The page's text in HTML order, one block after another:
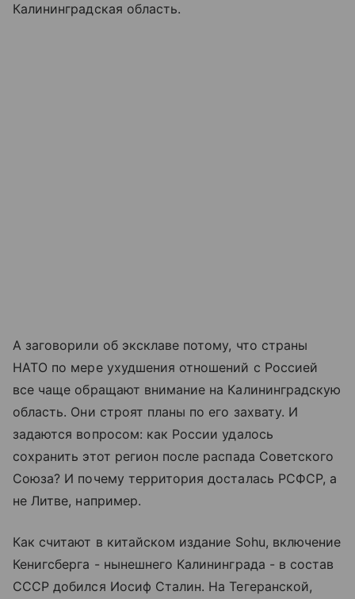
Калининградская область.
А заговорили об эксклаве потому, что страны
НАТО по мере ухудшения отношений с Россией
все чаще обращают внимание на Калининградскую
область. Они строят планы по его захвату. И
задаются вопросом: как России удалось
сохранить этот регион после распада Советского
Союза? И почему территория досталась РСФСР, а
не Литве, например.
Как считают в китайском издание Sohu, включение
Кенигсберга - нынешнего Калининграда - в состав
СССР добился Иосиф Сталин. На Тегеранской,